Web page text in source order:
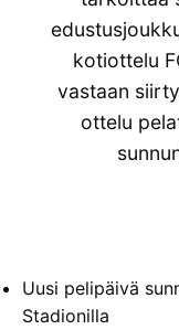
kotiottelu
vastaan
ottelu
Uusi pelipäivä
Stadionilla